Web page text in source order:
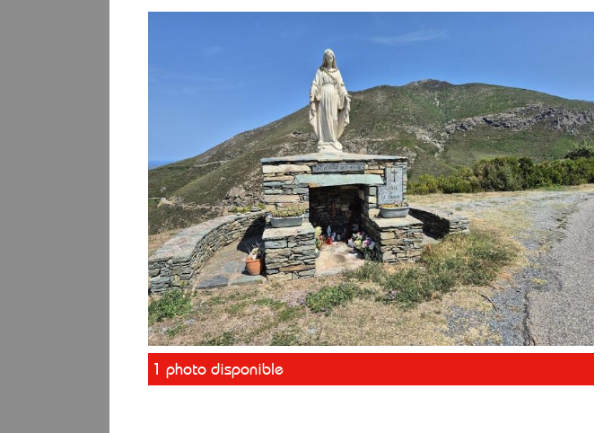
1 photo disponible